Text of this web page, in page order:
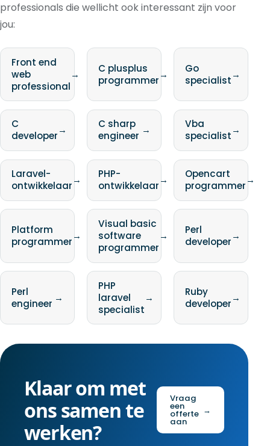
professionals die wellicht ook interessant zijn voor
jou:
Front end
web
professional
→
C plusplus
programmer→
Go
specialist→
C
developer→
C sharp
engineer →
Vba
specialist→
Laravel-
ontwikkelaar→
PHP-
ontwikkelaar→
Opencart
programmer→
Platform
programmer→
Visual basic
software
programmer
→
Perl
developer→
Perl
engineer →
PHP
laravel
specialist
→
Ruby
developer→
Klaar om met
ons samen te
werken?
Vraag
een
offerte
aan
→